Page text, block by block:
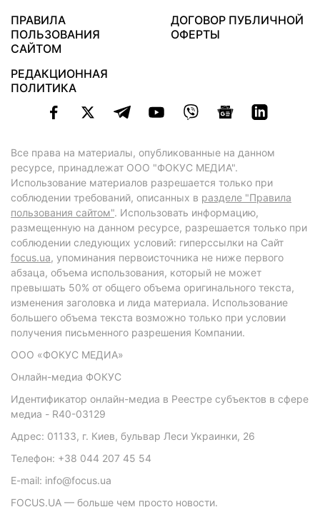
ПРАВИЛА
ПОЛЬЗОВАНИЯ
САЙТОМ
ДОГОВОР ПУБЛИЧНОЙ
ОФЕРТЫ
РЕДАКЦИОННАЯ
ПОЛИТИКА
Все права на материалы, опубликованные на данном
ресурсе, принадлежат ООО "ФОКУС МЕДИА".
Использование материалов разрешается только при
соблюдении требований, описанных в разделе "Правила
пользования сайтом". Использовать информацию,
размещенную на данном ресурсе, разрешается только при
соблюдении следующих условий: гиперссылки на Сайт
focus.ua, упоминания первоисточника не ниже первого
абзаца, объема использования, который не может
превышать 50% от общего объема оригинального текста,
изменения заголовка и лида материала. Использование
большего объема текста возможно только при условии
получения письменного разрешения Компании.
ООО «ФОКУС МЕДИА»
Онлайн-медиа ФОКУС
Идентификатор онлайн-медиа в Реестре субъектов в сфере
медиа - R40-03129
Адрес: 01133, г. Киев, бульвар Леси Украинки, 26
Телефон: +38 044 207 45 54
E-mail: info@focus.ua
FOCUS.UA — больше чем просто новости.